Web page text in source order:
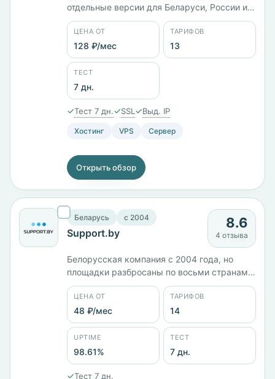
отдельные версии для Беларуси, России и
Казахстана, плюс сборка Lite Bitrix под 1С-
Битрикс. Работает с 2017 года, юрлицо —
ООО «Единые Решения». Тринадцать
тарифов от 128 ₽/мес, шесть локаций,
панели ISPmanager и WHMCS. Оплата
картой МИР или по безналичному расчёту,
тест 7 дней.
ЦЕНА ОТ
128 ₽/мес
ТАРИФОВ
13
ТЕСТ
7 дн.
✓Тест 7 дн.✓SSL ✓Выд. IP
Хостинг VPS Сервер
Открыть обзор
Беларусь c 2004
Support.by
8.6
4 отзыва
Белорусская компания с 2004 года, но
площадки разбросаны по восьми странам
— Беларусь, Россия, Польша, Германия,
Австрия, Франция, Канада и Сингапур.
Четырнадцать тарифов от 47 ₽/мес, VDS BY
M с 2 ГБ памяти стоит 652 ₽/мес, 3XL с 6
ядрами и 12 ГБ — 3383 ₽/мес. Панели
cPanel, ISPmanager, Plesk. Заявленный
uptime 98,61%.
ЦЕНА ОТ
48 ₽/мес
ТАРИФОВ
14
UPTIME
98.61%
ТЕСТ
7 дн.
✓Тест 7 дн.